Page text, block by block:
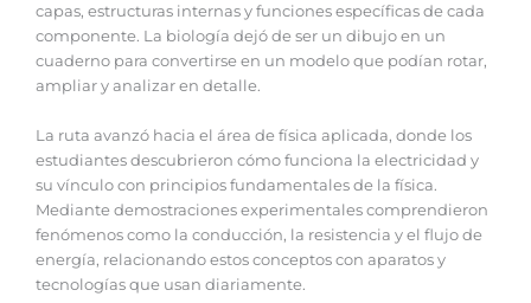
capas, estructuras internas y funciones específicas de cada
componente. La biología dejó de ser un dibujo en un
cuaderno para convertirse en un modelo que podían rotar,
ampliar y analizar en detalle.
‎La ruta avanzó hacia el área de física aplicada, donde los
estudiantes descubrieron cómo funciona la electricidad y
su vínculo con principios fundamentales de la física.
Mediante demostraciones experimentales comprendieron
fenómenos como la conducción, la resistencia y el flujo de
energía, relacionando estos conceptos con aparatos y
tecnologías que usan diariamente.